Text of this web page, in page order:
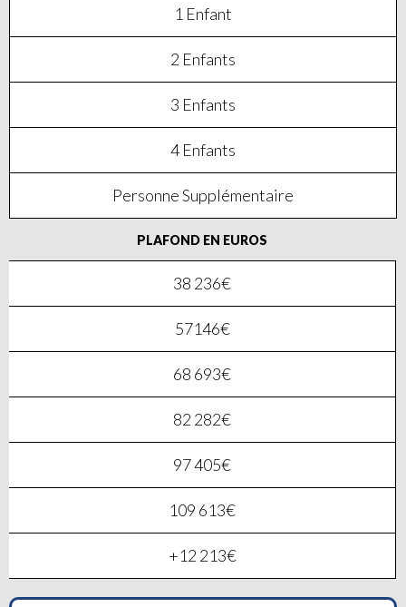
1 Enfant
2 Enfants
3 Enfants
4 Enfants
Personne Supplémentaire
PLAFOND EN EUROS
38 236€
57146€
68 693€
82 282€
97 405€
109 613€
+12 213€